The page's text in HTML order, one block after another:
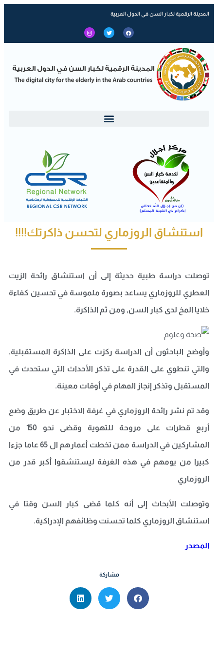
المدينة الرقمية لكبار السن في الدول العربية
استنشاق الروزماري لتحسن ذاكرتك!!!!
توصلت دراسة طبية حديثة إلى أن استنشاق رائحة الزيت
العطري للروزماري يساعد بصورة ملموسة في تحسين كفاءة
خلايا المخ لدى كبار السن, ومن ثم الذاكرة.
وأوضح الباحثون أن الدراسة ركزت على الذاكرة المستقبلية,
والتي تنطوي على القدرة على تذكر الأحداث التي ستحدث في
المستقبل وتذكر إنجاز المهام في أوقات معينة.
وقد تم نشر رائحة الروزماري في غرفة الاختبار عن طريق وضع
أربع قطرات على مروحة للتهوية وقضى نحو 150 من
المشاركين في الدراسة ممن تخطت أعمارهم ال 65 عاما جزءا
كبيرا من يومهم في هذه الغرفة ليستنشقوا أكبر قدر من
الروزماري
وتوصلت الأبحاث إلى أنه كلما قضى كبار السن وقتا في
استنشاق الروزماري كلما تحسنت وظائفهم الإدراكية.
المصدر
مشاركة